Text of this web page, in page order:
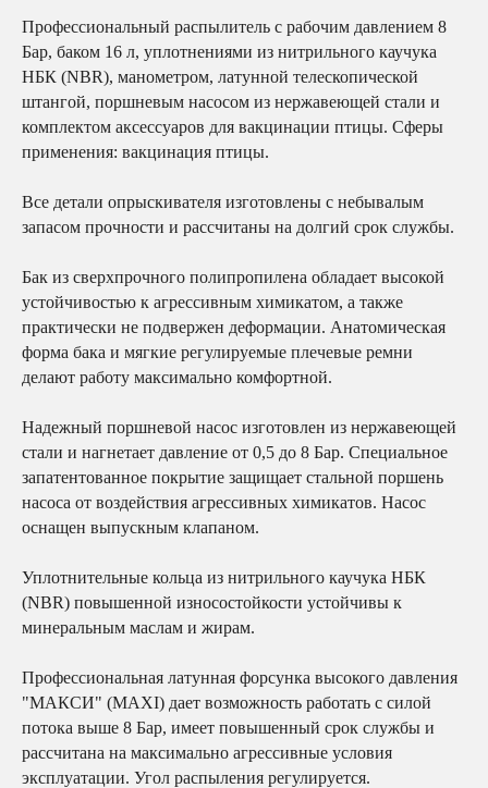
Профессиональный распылитель с рабочим давлением 8
Бар, баком 16 л, уплотнениями из нитрильного каучука
НБК (NBR), манометром, латунной телескопической
штангой, поршневым насосом из нержавеющей стали и
комплектом аксессуаров для вакцинации птицы. Сферы
применения: вакцинация птицы.
Все детали опрыскивателя изготовлены с небывалым
запасом прочности и рассчитаны на долгий срок службы.
Бак из сверхпрочного полипропилена обладает высокой
устойчивостью к агрессивным химикатом, а также
практически не подвержен деформации. Анатомическая
форма бака и мягкие регулируемые плечевые ремни
делают работу максимально комфортной.
Надежный поршневой насос изготовлен из нержавеющей
стали и нагнетает давление от 0,5 до 8 Бар. Специальное
запатентованное покрытие защищает стальной поршень
насоса от воздействия агрессивных химикатов. Насос
оснащен выпускным клапаном.
Уплотнительные кольца из нитрильного каучука НБК
(NBR) повышенной износостойкости устойчивы к
минеральным маслам и жирам.
Профессиональная латунная форсунка высокого давления
"МАКСИ" (MAXI) дает возможность работать с силой
потока выше 8 Бар, имеет повышенный срок службы и
рассчитана на максимально агрессивные условия
эксплуатации. Угол распыления регулируется.